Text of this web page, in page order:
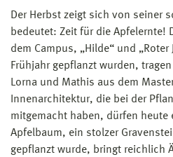
Der Herbst zeigt sich von seiner
bedeutet: Zeit für die Apfelernte!
dem Campus, „Hilde“ und „Roter
Frühjahr gepflanzt wurden,
Lorna und Mathis aus dem
Innenarchitektur, die bei der
mitgemacht haben, dürfen heute
Apfelbaum, ein stolzer
gepflanzt wurde, bringt reichlich